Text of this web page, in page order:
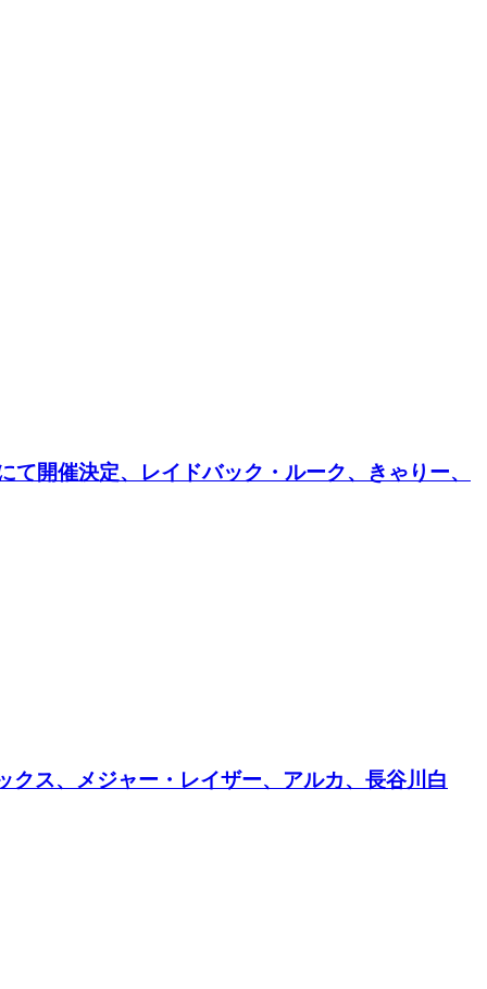
開催決定、レイドバック・ルーク、きゃりー、
ス、メジャー・レイザー、アルカ、長谷川白